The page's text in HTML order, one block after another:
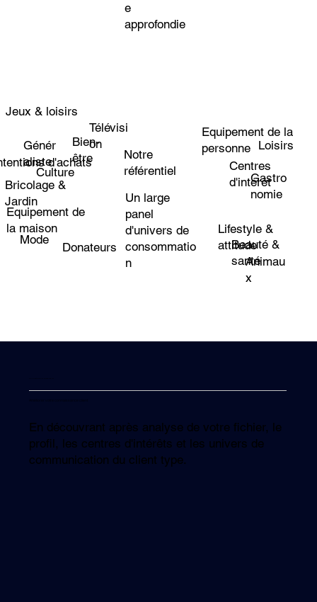
e
approfondie
d'achats
Jeux & loisirs
Equipement de
la maison
Mode
Notre
référentiel
Un large
panel
d'univers de
consommatio
n
Télévisi
on
Bien-
être
Génér
aliste
Bricolage &
Jardin
Culture
Equipement de la
personne
Loisirs
Centres
d'intérêt
Gastro
nomie
Lifestyle &
attitude
Beauté &
santéAnimau
x
Donateurs
En découvrant après analyse de votre fichier, le
profil, les centres d'intérêts et les univers de
communication du client type.